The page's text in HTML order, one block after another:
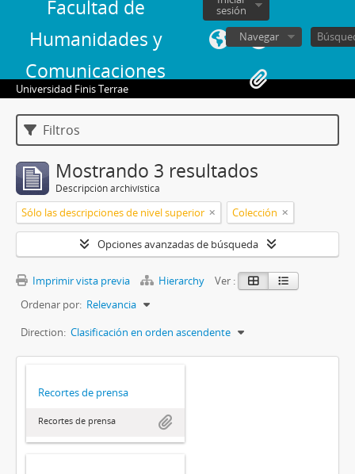
Facultad de
Humanidades y
Comunicaciones
sesión
Navegar
Universidad Finis Terrae
Filtros
Mostrando 3 resultados
Descripción archivística
Sólo las descripciones de nivel superior Colección
Opciones avanzadas de búsqueda
Imprimir vista previa Hierarchy
Ver :
Ordenar por: Relevancia
Direction: Clasificación en orden ascendente
Recortes de prensa
Recortes de prensa